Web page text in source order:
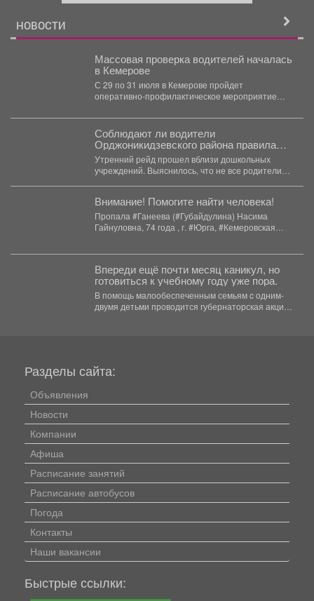
НОВОСТИ
Массовая проверка водителей началась
в Кемерове
С 29 по 31 июля в Кемерове пройдет
оперативно-профилактическое мероприятие
Соблюдают ли водители
Орджоникидзевского района правила
перевозки несовершеннолетних,
проверили Госавтоинспекторы.
Утренний рейд прошел вблизи дошкольных
учреждений. Выяснилось, что не все родители
Внимание! Помогите найти человека!
Пропала #Ганеева (#Губайдулина) Насима
Гайнуловна, 74 года , г. #Юрга, #Кемеровская
Впереди ещё почти месяц каникул, но
готовиться к учебному году уже пора.
В помощь малообеспеченным семьям c одним-
двумя детьми проводится губернаторская акция
Разделы сайта:
Объявления
Новости
Компании
Афиша
Расписание занятий
Расписание автобусов
Погода
Контакты
Наши вакансии
Быстрые ссылки: